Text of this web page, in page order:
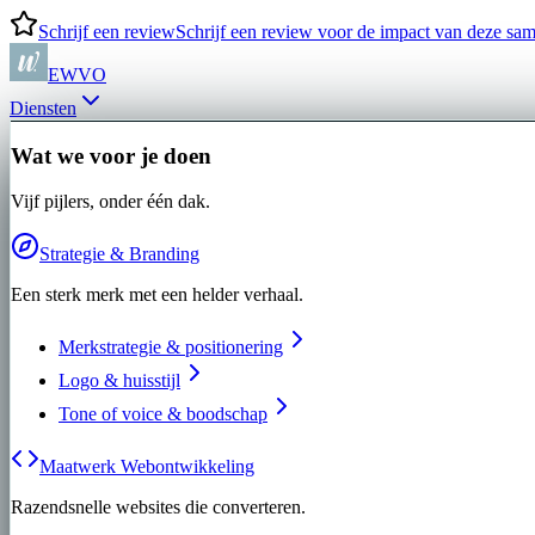
Schrijf een reviewSchrijf een review voor de impact van deze
EWVO
Diensten
Wat we voor je doen
Vijf pijlers, onder één dak.
Strategie & Branding
Een sterk merk met een helder verhaal.
Merkstrategie & positionering
Logo & huisstijl
Tone of voice & boodschap
Maatwerk Webontwikkeling
Razendsnelle websites die converteren.